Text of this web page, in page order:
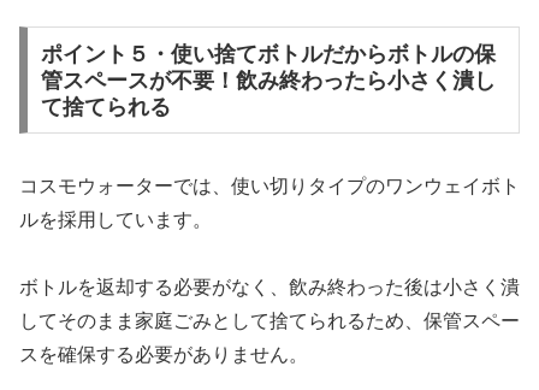
ポイント５・使い捨てボトルだからボトルの保
管スペースが不要！飲み終わったら小さく潰し
て捨てられる
コスモウォーターでは、使い切りタイプのワンウェイボト
ルを採用しています。
ボトルを返却する必要がなく、飲み終わった後は小さく潰
してそのまま家庭ごみとして捨てられるため、保管スペー
スを確保する必要がありません。